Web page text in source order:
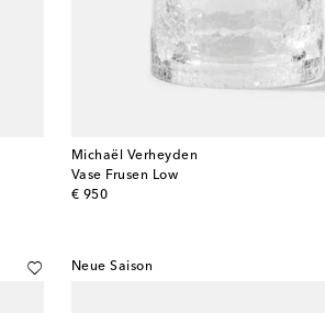
Michaël Verheyden
Vase Frusen Low
€ 950
original price
Neue Saison